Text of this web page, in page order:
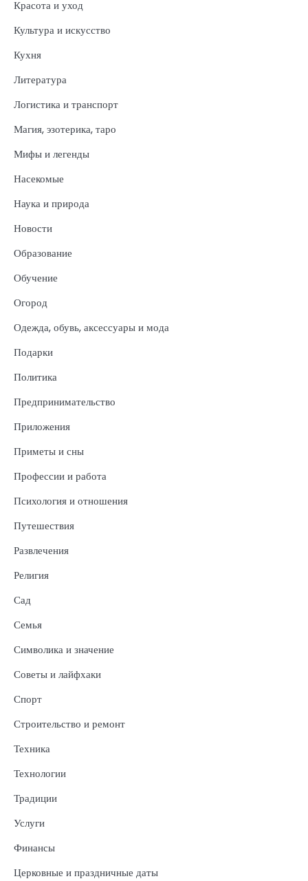
Красота и уход
Культура и искусство
Кухня
Литература
Логистика и транспорт
Магия, эзотерика, таро
Мифы и легенды
Насекомые
Наука и природа
Новости
Образование
Обучение
Огород
Одежда, обувь, аксессуары и мода
Подарки
Политика
Предпринимательство
Приложения
Приметы и сны
Профессии и работа
Психология и отношения
Путешествия
Развлечения
Религия
Сад
Семья
Символика и значение
Советы и лайфхаки
Спорт
Строительство и ремонт
Техника
Технологии
Традиции
Услуги
Финансы
Церковные и праздничные даты